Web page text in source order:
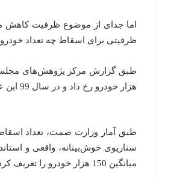
اما جدای از موضوع ظرفیت کاهش
ظرفیتی برای اسقاط چه تعداد
هزار خودرو رخ داد و در سال 99 این عدد به کمتر از 7 هزار خودرو رسید.
سناریوی خوش‌بینانه، واقعی و
میانگین 150 هزار خودرو را تعریف کرد.